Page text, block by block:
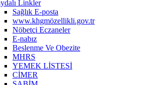
Linkler
Sağlık E-posta
www.khgmözellikli.gov.tr
Nöbetçi Eczaneler
E-nabız
Beslenme Ve Obezite
MHRS
YEMEK LİSTESİ
CİMER